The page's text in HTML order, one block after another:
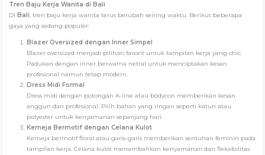
Tren Baju Kerja Wanita di Bali
Di Bali, tren baju kerja wanita terus berubah seiring waktu. Berikut beberapa
gaya yang sedang populer:
Blazer Oversized dengan Inner Simpel
Blazer oversized menjadi pilihan favorit untuk tampilan kerja yang chic.
Padukan dengan inner berwarna netral untuk menciptakan kesan
profesional namun tetap modern.
Dress Midi Formal
Dress midi dengan potongan A-line atau bodycon memberikan kesan
anggun dan profesional. Pilih bahan yang ringan seperti katun atau
polyester untuk kenyamanan sepanjang hari.
Kemeja Bermotif dengan Celana Kulot
Kemeja bermotif floral atau garis-garis memberikan sentuhan feminin pada
tampilan kerja. Celana kulot menambahkan kenyamanan dan fleksibilitas.